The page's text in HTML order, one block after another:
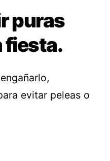
puras
fiesta.
evitar peleas o